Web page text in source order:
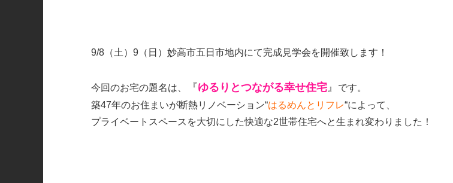
9/8（土）9（日）妙高市五日市地内にて完成見学会を開催致します！
今回のお宅の題名は、 『ゆるりとつながる幸せ住宅』
です。
築47年のお住まいが断熱リノベーション“はるめんとリフレ“によって、
プライベートスペースを大切にした快適な2世帯住宅へと生まれ変わりました！